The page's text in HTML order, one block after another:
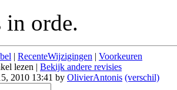
in orde.
| RecenteWijzigingen | Voorkeuren
lezen | Bekijk andere revisies
2010 13:41 by OlivierAntonis (verschil)